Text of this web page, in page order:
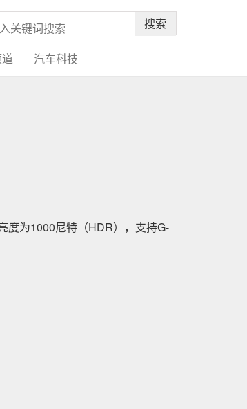
搜索
汽车科技
度为1000尼特（HDR），支持G-